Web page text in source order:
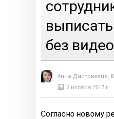
без
Анна Дмитриевна,
2 ноября 2017 г.
Согласно новому